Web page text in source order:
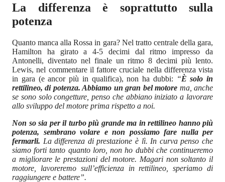
La differenza è soprattutto sulla
potenza
Quanto manca alla Rossa in gara? Nel tratto centrale della gara,
Hamilton ha girato a 4-5 decimi dal ritmo impresso da
Antonelli, diventato nel finale un ritmo 8 decimi più lento.
Lewis, nel commentare il fattore cruciale nella differenza vista
in gara (e ancor più in qualifica), non ha dubbi: “Èsolo in
rettilineo, di potenza. Abbiamo un gran bel motore ma, anche
se sono solo congetture, penso che abbiano iniziato a lavorare
allo sviluppo del motore prima rispetto a noi.
Non so sia per il turbo più grande ma in rettilineo hanno più
potenza, sembrano volare e non possiamo fare nulla per
fermarli. La differenza di prestazione è lì. In curva penso che
siamo forti tanto quanto loro, non ho dubbi che continueremo
a migliorare le prestazioni del motore. Magari non soltanto il
motore, lavoreremo sull’efficienza in rettilineo, speriamo di
raggiungere e battere”.